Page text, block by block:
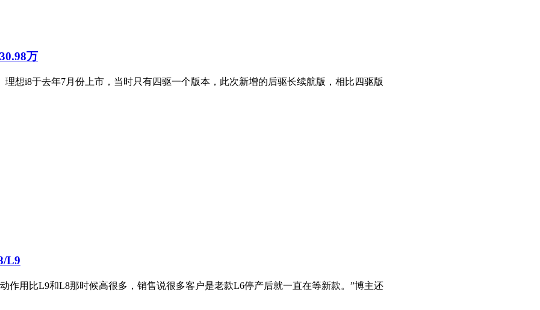
万
想i8于去年7月份上市，当时只有四驱一个版本，此次新增的后驱长续航版，相比四驱版
L9
作用比L9和L8那时候高很多，销售说很多客户是老款L6停产后就一直在等新款。”博主还